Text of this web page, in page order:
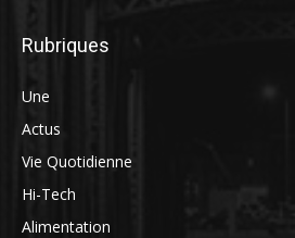
Rubriques
Une
Actus
Vie Quotidienne
Hi-Tech
Alimentation